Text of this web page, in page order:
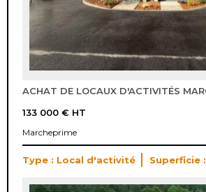
ACHAT DE LOCAUX D'ACTIVITÉS
133 000 € HT
Marcheprime
Type : Local d'activité Superficie